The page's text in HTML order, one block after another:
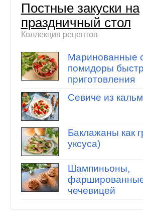
Постные закуски на
праздничный стол
Коллекция рецептов
Маринованные
помидоры
приготовления
Севиче из
Баклажаны как
уксуса)
Шампиньоны,
чечевицей